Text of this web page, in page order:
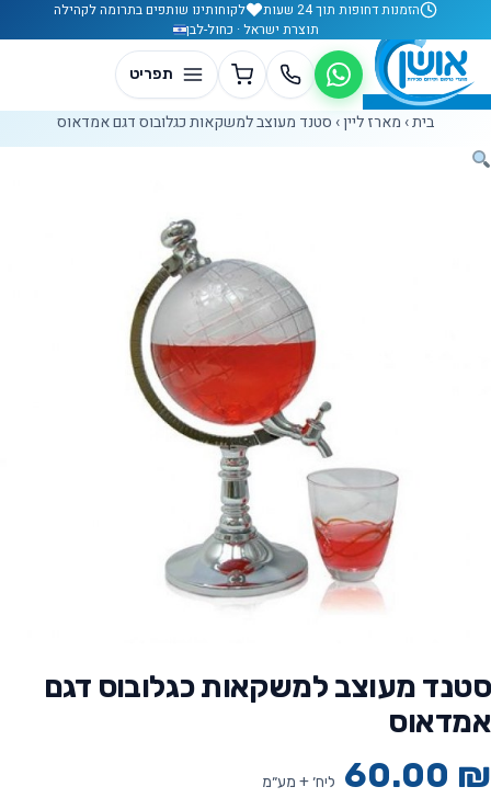
דלג לתוכןהזמנות דחופות תוך 24 שעות
לקוחותינו שותפים בתרומה לקהילה
תוצרת ישראל · כחול-לבן
בית› מארז ליין› סטנד מעוצב למשקאות כגלובוס דגם אמדאוס
סטנד מעוצב למשקאות כגלובוס דגם
אמדאוס
60.00 ₪ ליח׳ + מע״מ